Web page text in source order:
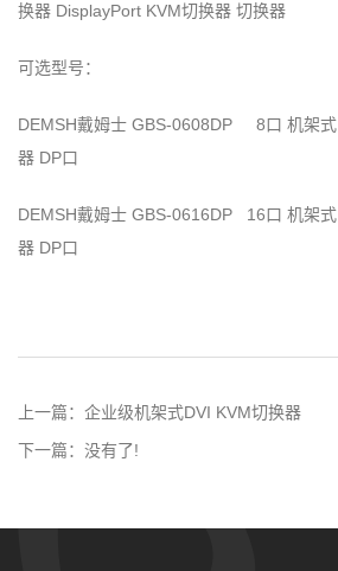
换器 DisplayPort KVM切换器 切换器
可选型号：
DEMSH戴姆士 GBS-0608DP 8口 机架式
器 DP口
DEMSH戴姆士 GBS-0616DP 16口 机架式
器 DP口
上一篇： 企业级机架式DVI KVM切换器
下一篇： 没有了!